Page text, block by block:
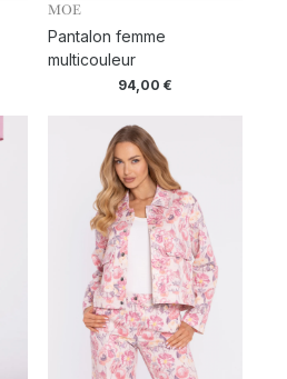
MOE
Pantalon femme
multicouleur
94,00 €